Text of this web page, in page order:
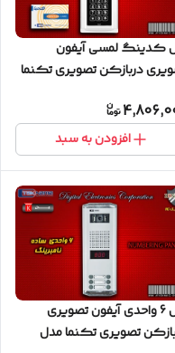
کدینگ لمسی آیفون
دربازکن تصویری تکنما
افزودن به سبد
پنل 6 واحدی آیفون تصویری
تصویری تکنما مدل